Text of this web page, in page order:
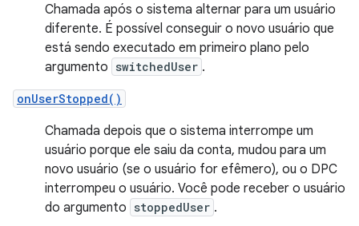
Chamada após o sistema alternar para um usuário
diferente. É possível conseguir o novo usuário que
está sendo executado em primeiro plano pelo
argumento switchedUser .
onUserStopped()
Chamada depois que o sistema interrompe um
usuário porque ele saiu da conta, mudou para um
novo usuário (se o usuário for efêmero), ou o DPC
interrompeu o usuário. Você pode receber o usuário
do argumento stoppedUser .